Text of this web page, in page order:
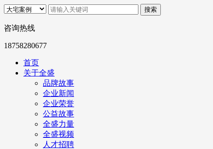
咨询热线
18758280677
首页
关于全盛
品牌故事
企业新闻
企业荣誉
公益故事
全盛力量
全盛视频
人才招聘